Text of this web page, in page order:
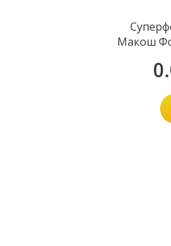
Макош